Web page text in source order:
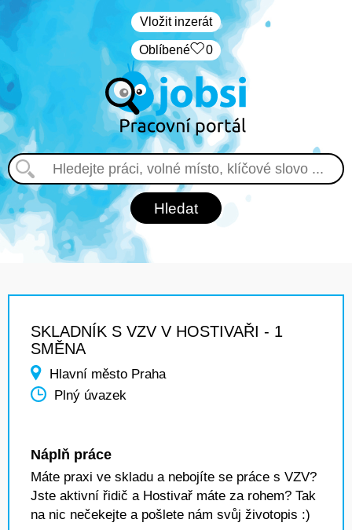
Vložit inzerát
Oblíbené 0
SKLADNÍK S VZV V HOSTIVAŘI - 1
SMĚNA
Hlavní město Praha
Plný úvazek
Náplň práce
Máte praxi ve skladu a nebojíte se práce s VZV?
Jste aktivní řidič a Hostivař máte za rohem? Tak
na nic nečekejte a pošlete nám svůj životopis :)